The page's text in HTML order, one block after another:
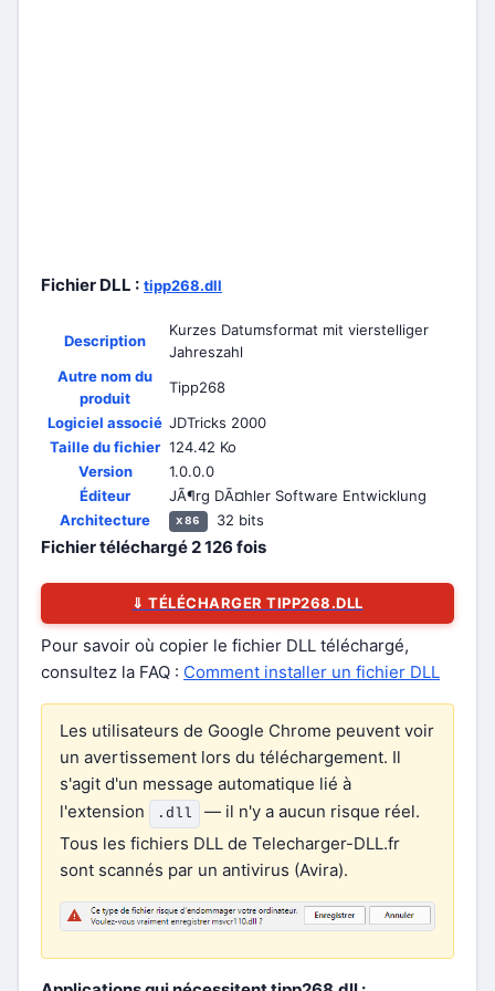
Fichier DLL : tipp268.dll
Description
Kurzes Datumsformat mit vierstelliger
Jahreszahl
Autre nom du
produit
Tipp268
Logiciel associé JDTricks 2000
Taille du fichier 124.42 Ko
Version
1.0.0.0
Éditeur
JÃ¶rg DÃ¤hler Software Entwicklung
Architecture
x86 32 bits
Fichier téléchargé2 126 fois
⇓ TÉLÉCHARGER TIPP268.DLL
Pour savoir où copier le fichier DLL téléchargé,
consultez la FAQ : Comment installer un fichier DLL
Les utilisateurs de Google Chrome peuvent voir
un avertissement lors du téléchargement. Il
s'agit d'un message automatique lié à
l'extension
.dll
— il n'y a aucun risque réel.
Tous les fichiers DLL de Telecharger-DLL.fr
sont scannés par un antivirus (Avira).